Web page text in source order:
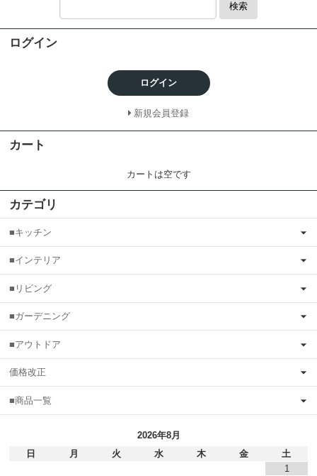
検索
ログイン
ログイン
新規会員登録
カート
カートは空です
カテゴリ
■キッチン
■インテリア
■リビング
■ガーデニング
■アウトドア
価格改正
■商品一覧
2026年8月
日
月 火 水 木 金
土
1